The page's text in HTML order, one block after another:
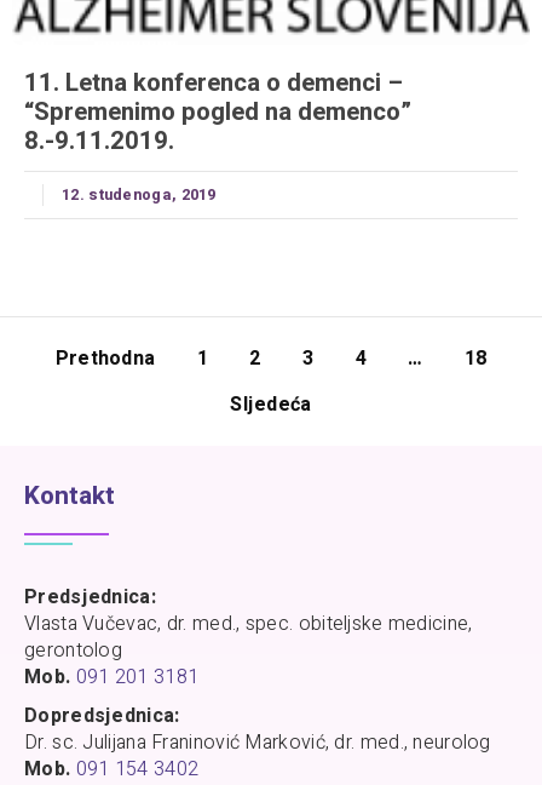
11. Letna konferenca o demenci –
“Spremenimo pogled na demenco”
8.-9.11.2019.
12. studenoga, 2019
Prethodna 1 2 3 4 …
18
Sljedeća
Kontakt
Predsjednica:
Vlasta Vučevac, dr. med., spec. obiteljske medicine,
gerontolog
Mob. 091 201 3181
Dopredsjednica:
Dr. sc. Julijana Franinović Marković, dr. med., neurolog
Mob. 091 154 3402